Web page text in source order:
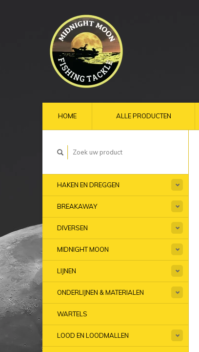
HOME ALLE PRODUCTEN
HAKEN EN DREGGEN
BREAKAWAY
DIVERSEN
MIDNIGHT MOON
LIJNEN
ONDERLIJNEN & MATERIALEN
WARTELS
LOOD EN LOODMALLEN